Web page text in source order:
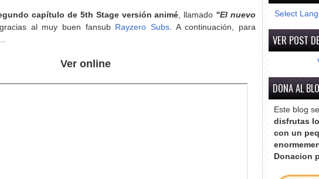
capítulo de 5th Stage versión animé , llamado "El nuevo
gracias al muy buen fansub Rayzero Subs . A continuación, para
Ver online
Select
VER POST
DONA AL
Este blog
disfrutas
con un
Donacion